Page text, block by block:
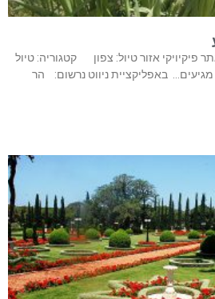
פיקיויקי אזור טיול: צפון קטגוריה: טיול
באפליקציית ניווט נרשום: הר